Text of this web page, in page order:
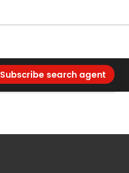
Subscribe search agent